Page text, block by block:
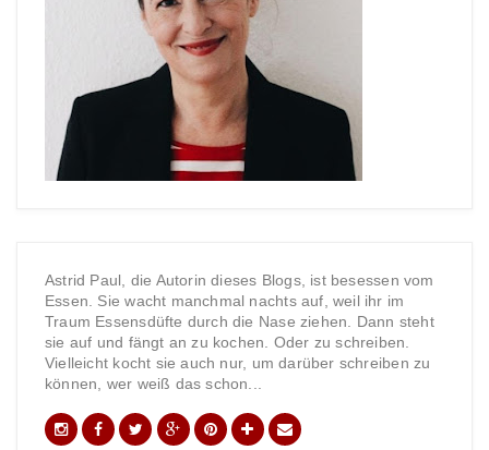
Astrid Paul, die Autorin dieses Blogs, ist besessen vom
Essen. Sie wacht manchmal nachts auf, weil ihr im
Traum Essensdüfte durch die Nase ziehen. Dann steht
sie auf und fängt an zu kochen. Oder zu schreiben.
Vielleicht kocht sie auch nur, um darüber schreiben zu
können, wer weiß das schon...